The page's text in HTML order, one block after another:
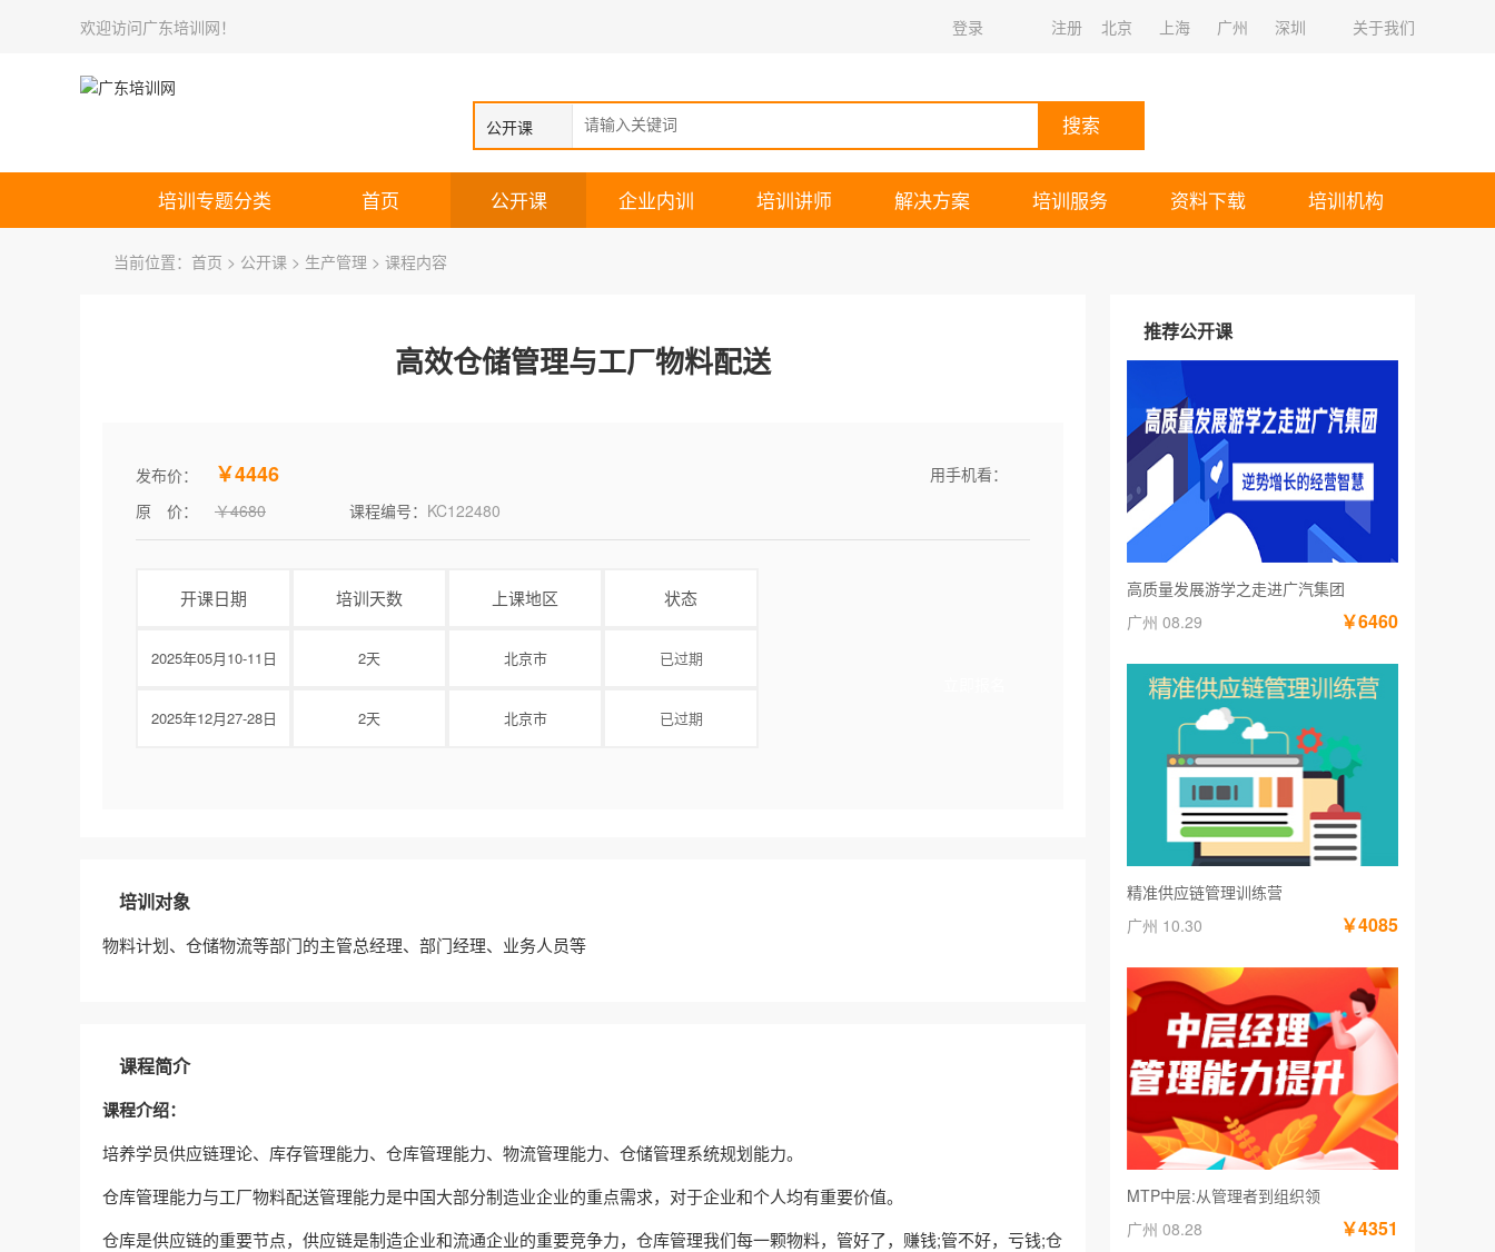
欢迎访问广东培训网！ 登录 注册 北京 上海 广州 深圳 关于我们
公开课 搜索
培训专题分类 首页 公开课 企业内训 培训讲师 解决方案 培训服务 资料下载 培训机构
当前位置： 首页 > 公开课 > 生产管理 > 课程内容
高效仓储管理与工厂物料配送
发布价： ￥4446
原 价： ￥4680 课程编号： KC122480
用手机看：
开课日期 培训天数 上课地区 状态
2025年05月10-11日 2天 北京市 已过期
2025年12月27-28日 2天 北京市 已过期
培训对象
物料计划、仓储物流等部门的主管总经理、部门经理、业务人员等
课程简介
课程介绍：
培养学员供应链理论、库存管理能力、仓库管理能力、物流管理能力、仓储管理系统规划能力。
仓库管理能力与工厂物料配送管理能力是中国大部分制造业企业的重点需求，对于企业和个人均有重要价值。
仓库是供应链的重要节点，供应链是制造企业和流通企业的重要竞争力，仓库管理我们每一颗物料，管好了，赚钱;管不好，亏钱;仓
推荐公开课
高质量发展游学之走进广汽集团
广州 08.29
￥6460
精准供应链管理训练营
广州 10.30
￥4085
MTP中层:从管理者到组织领
广州 08.28
￥4351